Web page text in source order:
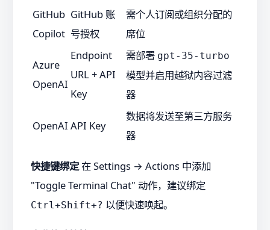
GitHub
Copilot
GitHub 账
号授权
需个人订阅或组织分配的
席位
Azure
OpenAI
Endpoint
URL + API
Key
需部署 gpt-35-turbo
模型并启用越狱内容过滤
器
OpenAI API Key
数据将发送至第三方服务
器
快捷键绑定在 Settings → Actions 中添加
"Toggle Terminal Chat" 动作，建议绑定
Ctrl+Shift+? 以便快速唤起。